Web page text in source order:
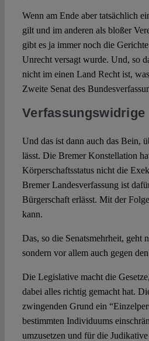
Wenn am Ende aber tatsächlich
gilt und im anderen als bloßer
gibt es ja immer noch die
Unrecht versagt wurde. Und, so
nicht im einen Land Recht ist,
Zweite Senat des
Und das ist dann auch das Bein,
lässt. Die Bremer Konstellation
Körperschaftsstatus nicht die
Bremer Landesverfassung ist
Bürgerschaft erlässt. Mit der
kann.
Das, so die Senatsmehrheit, geht
sondern vor allem auch gegen
Die Legislative macht die
dabei alles richtig gemacht hat.
zwingenden Grund ein
bestimmten Individuums
umzusetzen und für die